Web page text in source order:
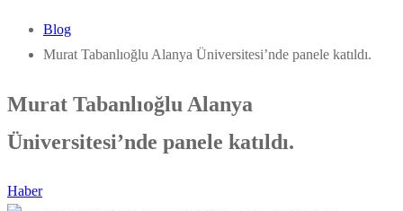
Blog
Murat Tabanlıoğlu Alanya Üniversitesi’nde panele katıldı.
Murat Tabanlıoğlu Alanya
Üniversitesi’nde panele katıldı.
Haber